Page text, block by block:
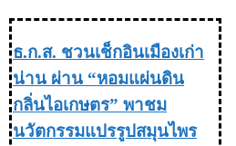
ธ.ก.ส. ชวนเช็กอินเมืองเก่า
น่าน ผ่าน “หอมแผ่นดิน
กลิ่นไอเกษตร” พาชม
นวัตกรรมแปรรูปสมุนไพร